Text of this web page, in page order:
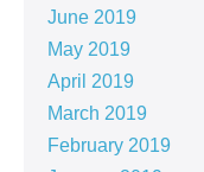
June 2019
May 2019
April 2019
March 2019
February 2019